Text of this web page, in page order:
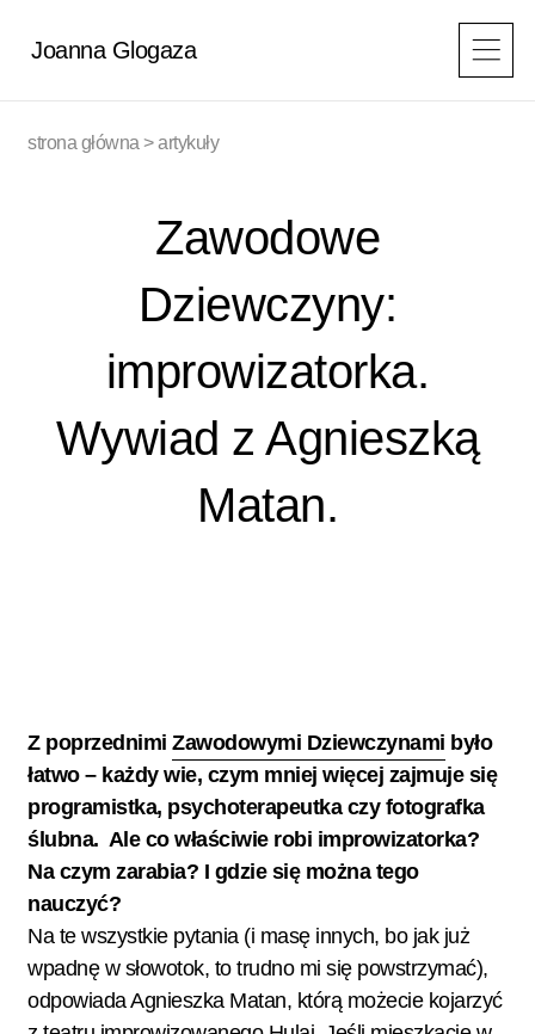
Joanna Glogaza
strona główna >artykuły
Zawodowe
Dziewczyny:
improwizatorka.
Wywiad z Agnieszką
Matan.
Z poprzednimi Zawodowymi Dziewczynami było
łatwo – każdy wie, czym mniej więcej zajmuje się
programistka, psychoterapeutka czy fotografka
ślubna. Ale co właściwie robi improwizatorka?
Na czym zarabia? I gdzie się można tego
nauczyć?
Na te wszystkie pytania (i masę innych, bo jak już
wpadnę w słowotok, to trudno mi się powstrzymać),
odpowiada Agnieszka Matan, którą możecie kojarzyć